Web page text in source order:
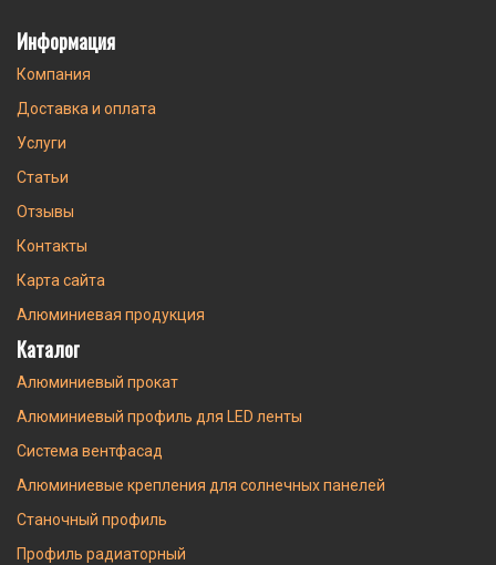
Информация
Компания
Доставка и оплата
Услуги
Статьи
Отзывы
Контакты
Карта сайта
Алюминиевая продукция
Каталог
Алюминиевый прокат
Алюминиевый профиль для LED ленты
Система вентфасад
Алюминиевые крепления для солнечных панелей
Станочный профиль
Профиль радиаторный